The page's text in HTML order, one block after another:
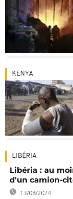
KENYA
LIBÉRIA
Libéria : au
d'un camion-
13/08/2024